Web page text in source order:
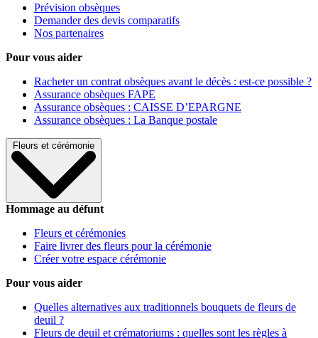
Prévision obsèques
Demander des devis comparatifs
Nos partenaires
Pour vous aider
Racheter un contrat obsèques avant le décès : est-ce possible ?
Assurance obsèques FAPE
Assurance obsèques : CAISSE D’EPARGNE
Assurance obsèques : La Banque postale
Fleurs et cérémonie
Hommage au défunt
Fleurs et cérémonies
Faire livrer des fleurs pour la cérémonie
Créer votre espace cérémonie
Pour vous aider
Quelles alternatives aux traditionnels bouquets de fleurs de
deuil ?
Fleurs de deuil et crématoriums : quelles sont les règles à